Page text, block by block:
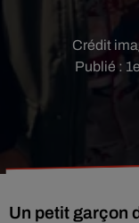
Publié :
Crédit
Un petit garçon